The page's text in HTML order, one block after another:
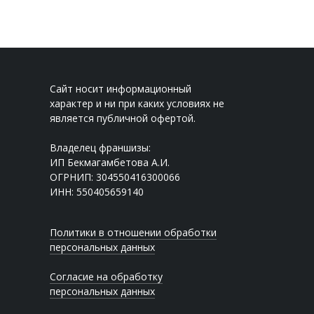
Сайт носит информационный
характер и ни при каких условиях не
является публичной офертой.
Владелец франшизы:
ИП Бекмагамбетова А.И.
ОГРНИП: 304550416300066
ИНН: 550405659140
Политики в отношении обработки
персональных данных
Согласие на обработку
персональных данных